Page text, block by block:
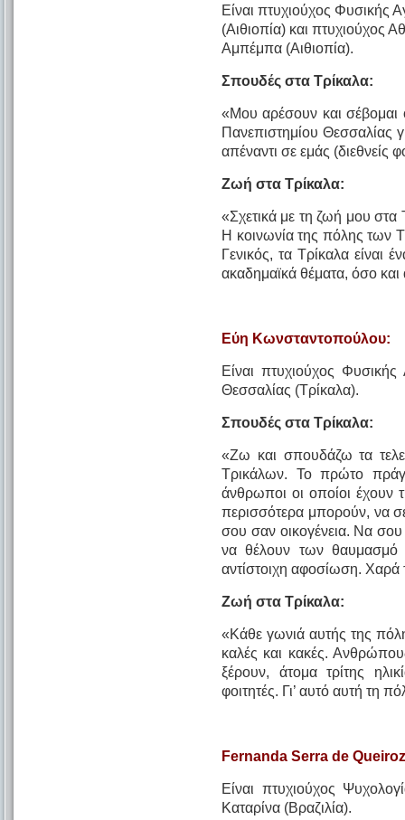
Είναι πτυχιούχος Φυσικής
(Αιθιοπία) και πτυχιούχος
Αμπέμπα (Αιθιοπία).
Σπουδές στα Τρίκαλα:
«Μου αρέσουν και σέβομαι
Πανεπιστημίου Θεσσαλίας
απέναντι σε εμάς (διεθνείς
Ζωή στα Τρίκαλα:
«Σχετικά με τη ζωή μου στα
Η κοινωνία της πόλης των
Γενικός, τα Τρίκαλα
ακαδημαϊκά θέματα, όσο
Εύη Κωνσταντοπούλου:
Είναι πτυχιούχος
Θεσσαλίας (Τρίκαλα).
Σπουδές στα Τρίκαλα:
«Ζω και σπουδάζω τα
Τρικάλων. Το πρώτο
άνθρωποι οι οποίοι έχουν
περισσότερα μπορούν, να
σου σαν οικογένεια. Να
να θέλουν των θαυμασμό
αντίστοιχη αφοσίωση.
Ζωή στα Τρίκαλα:
«Κάθε γωνιά αυτής της
καλές και κακές.
ξέρουν, άτομα τρίτης
φοιτητές. Γι’ αυτό αυτή τη
Fernanda Serra de
Είναι πτυχιούχος
Καταρίνα (Βραζιλία).